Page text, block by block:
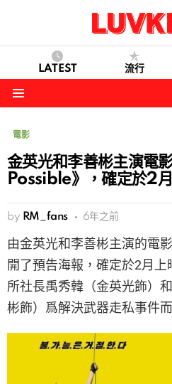
LATEST 流行
電影
金英光和李善彬主演電
Possible》，確定於2
by RM_fans 6年之前
由金英光和李善彬主演的電
開了預告海報，確定於2月
所社長禹秀韓（金英光飾）
彬飾）爲解決武器走私事件